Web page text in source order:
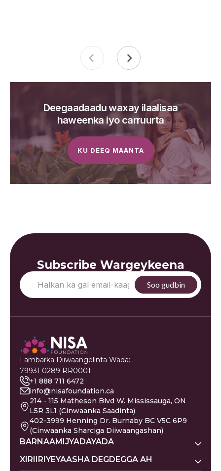
Deegaadaadu waxay ilaalisaa
haweenka iyo carruurta
KU DEEQ MAANTA
Subscribe Wargeykeena
Lambarka Diiwaangelinta Wada:
79931 0289 RR0001
+1 888 711 6472
info@nisafoundation.ca
214 - 115 Matheson Blvd W. Mississauga, ON
L5R 3L1 (Cinwaanka Saadinta)
402-3999 Henning Dr. Burnaby BC V5C 6P9
(Cinwaanka Sharciga Diiwaangashan)
BARNAAMIJYADAYADA
Nisa Homes
XIRIIRIYEYAASHA DEGDEGGA AH